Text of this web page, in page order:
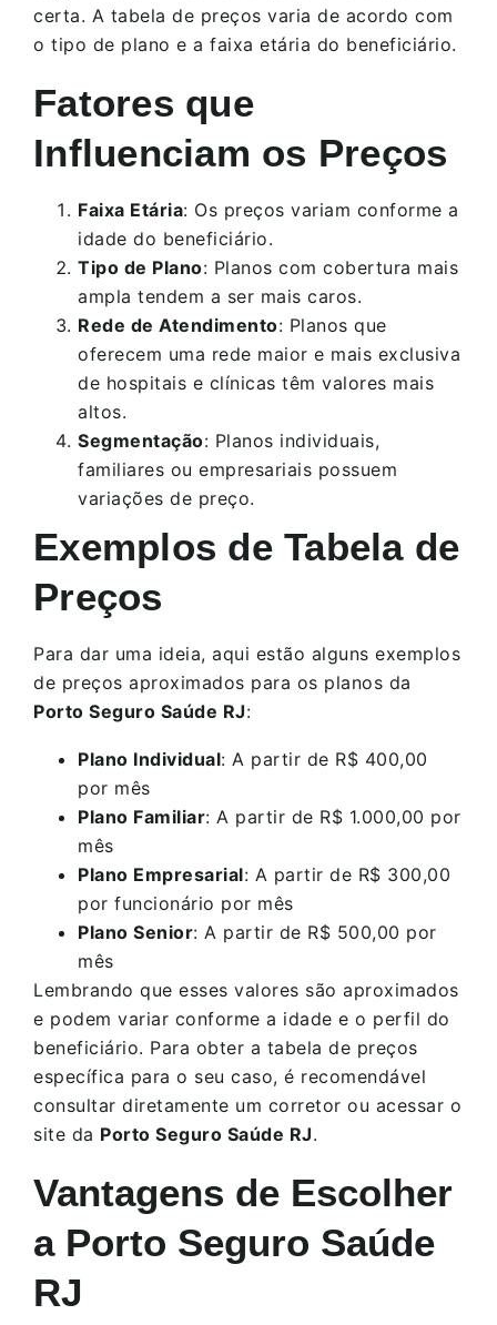
certa. A tabela de preços varia de acordo com
o tipo de plano e a faixa etária do beneficiário.
Fatores que
Influenciam os Preços
Faixa Etária: Os preços variam conforme a
idade do beneficiário.
Tipo de Plano: Planos com cobertura mais
ampla tendem a ser mais caros.
Rede de Atendimento: Planos que
oferecem uma rede maior e mais exclusiva
de hospitais e clínicas têm valores mais
altos.
Segmentação: Planos individuais,
familiares ou empresariais possuem
variações de preço.
Exemplos de Tabela de
Preços
Para dar uma ideia, aqui estão alguns exemplos
de preços aproximados para os planos da
Porto Seguro Saúde RJ:
Plano Individual: A partir de R$ 400,00
por mês
Plano Familiar: A partir de R$ 1.000,00 por
mês
Plano Empresarial: A partir de R$ 300,00
por funcionário por mês
Plano Senior: A partir de R$ 500,00 por
mês
Lembrando que esses valores são aproximados
e podem variar conforme a idade e o perfil do
beneficiário. Para obter a tabela de preços
específica para o seu caso, é recomendável
consultar diretamente um corretor ou acessar o
site da Porto Seguro Saúde RJ.
Vantagens de Escolher
a Porto Seguro Saúde
RJ